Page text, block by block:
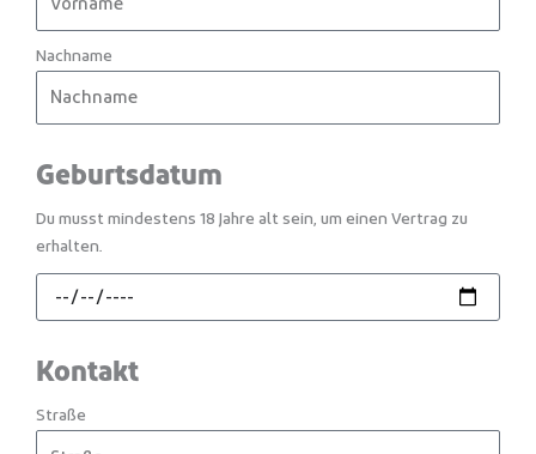
Nachname
Geburtsdatum
Du musst mindestens 18 Jahre alt sein, um einen Vertrag zu
erhalten.
Kontakt
Straße